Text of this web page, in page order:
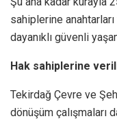
sahiplerine
dayanıklı güvenli
Hak sahiplerine
Tekirdağ Çevre ve
dönüşüm çalışmaları